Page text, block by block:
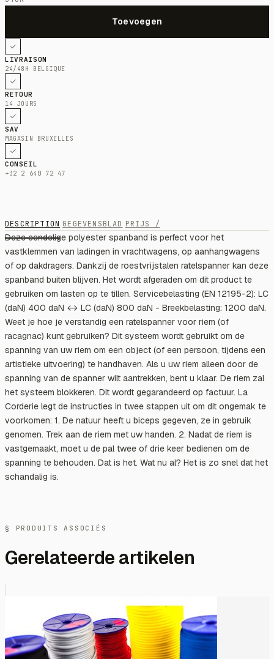
LIVRAISON
24/48H BELGIQUE
RETOUR
14 JOURS
SAV
MAGASIN BRUXELLES
CONSEIL
+32 2 640 72 47
DESCRIPTION GEGEVENSBLAD PRIJS /
Deze eendelige polyester spanband is perfect voor het
vastklemmen van ladingen in vrachtwagens, op aanhangwagens
of op dakdragers. Dankzij de roestvrijstalen ratelspanner kan deze
spanband buiten blijven. Het wordt afgeraden om dit product te
gebruiken om lasten op te tillen. Servicebelasting (EN 12195-2): LC
(daN) 400 daN ↔ LC (daN) 800 daN - Breekbelasting: 1200 daN.
Weet je hoe je verstandig een ratelspanner voor riem (of
racagnac) kunt gebruiken? Dit systeem wordt gebruikt om de
spanning van uw riem om een ​​object (of een persoon, tijdens een
artistieke uitvoering) te handhaven. Als u uw riem alleen door de
spanning van de spanner wilt aantrekken, bent u klaar. De riem zal
het systeem blokkeren. Dit wordt gegarandeerd op factuur. La
Corderie legt de instructies in twee stappen uit om dit ongemak te
voorkomen: 1. De natuur heeft u biceps gegeven, ze in gebruik
genomen. Trek aan de riem met uw handen. 2. Nadat de riem is
vastgemaakt, moet u de pal twee of drie keer bedienen om de
spanning te behouden. Dat is het. Wat nu al? Het is zo snel dat het
schandalig is.
§ PRODUITS ASSOCIÉS
Gerelateerde artikelen